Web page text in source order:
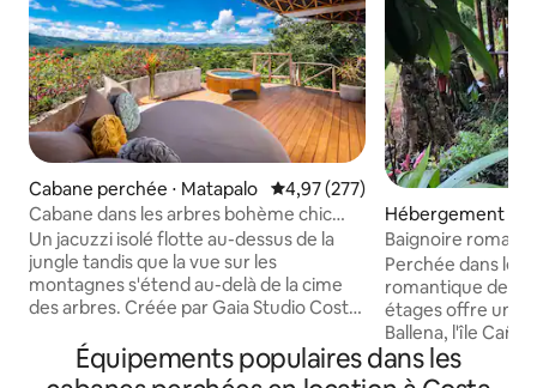
Cabane perchée ⋅ Matapalo Évaluation moyenne sur la
4,97 (277)
Cabane dans les arbres bohème chic
avec vues magiques et jacuzzi
Un jacuzzi isolé flotte au-dessus de la
jungle tandis que la vue sur les
montagnes s'étend au-delà de la cime
des arbres. Créée par Gaia Studio Costa
le design tropical moderne en une
expérience unique. Une chambre avec
Hébergement ⋅
Baignoire
Oceanview
Perchée dans les
romantique de
étages offre une
Ballena, l'île Caño
Détendez-vous
avec un bain
Équipements populaires dans les